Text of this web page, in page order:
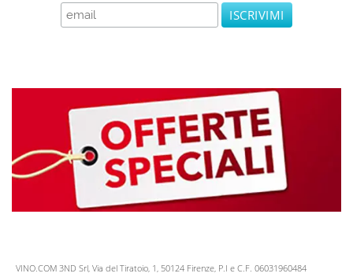
VINO.COM 3ND Srl, Via del Tiratoio, 1, 50124 Firenze, P.I e C.F. 06031960484